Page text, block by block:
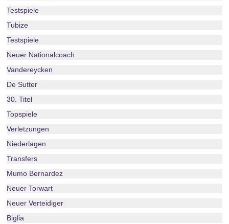
Testspiele
Tubize
Testspiele
Neuer Nationalcoach
Vandereycken
De Sutter
30. Titel
Topspiele
Verletzungen
Niederlagen
Transfers
Mumo Bernardez
Neuer Torwart
Neuer Verteidiger
Biglia